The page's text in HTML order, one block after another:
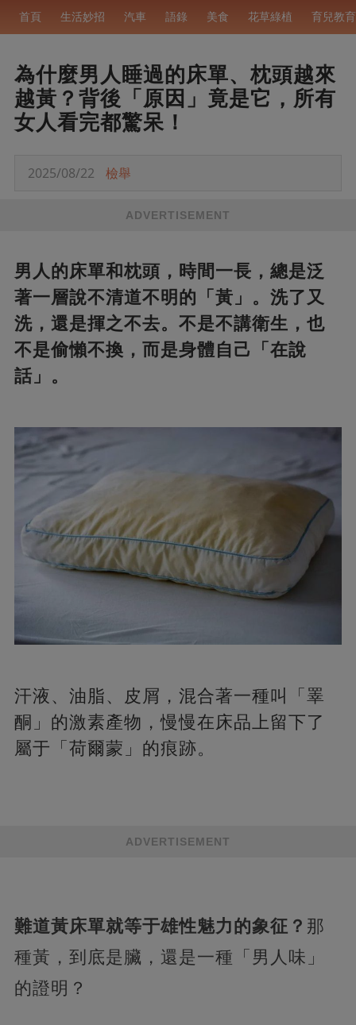
首頁 生活妙招 汽車 語錄 美食 花草綠植 育兒教育
為什麼男人睡過的床單、枕頭越來
越黃？背後「原因」竟是它，所有
女人看完都驚呆！
2025/08/22 檢舉
ADVERTISEMENT
男人的床單和枕頭，時間一長，總是泛
著一層說不清道不明的「黃」。洗了又
洗，還是揮之不去。不是不講衛生，也
不是偷懶不換，而是身體自己「在說
話」。
汗液、油脂、皮屑，混合著一種叫「睪
酮」的激素產物，慢慢在床品上留下了
屬于「荷爾蒙」的痕跡。
ADVERTISEMENT
難道黃床單就等于雄性魅力的象征？ 那
種黃，到底是臟，還是一種「男人味」
的證明？